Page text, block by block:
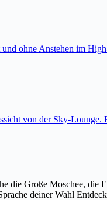
ohne Anstehen im
von der Sky-Lounge.
Große Moschee, die
deiner Wahl